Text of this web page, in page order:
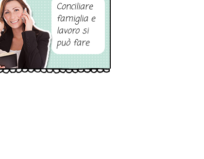
Conciliare
famiglia e
lavoro si
può fare